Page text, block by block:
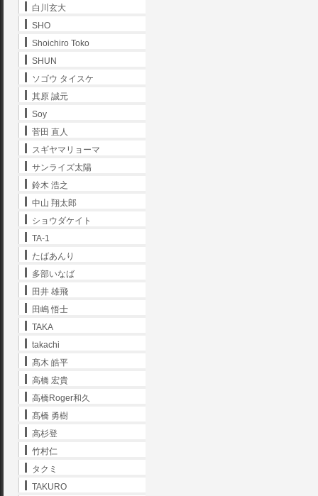
白川玄大
SHO
Shoichiro Toko
SHUN
ソゴウ タイスケ
其原 誠元
Soy
菅田 直人
スギヤマリョーマ
サンライズ太陽
鈴木 浩之
中山 翔太郎
ショウダケイト
TA-1
たばあんり
多部いなば
田井 雄飛
田嶋 悟士
TAKA
takachi
髙木 皓平
高橋 宏貴
高橋Roger和久
髙橋 勇樹
高杉登
竹村仁
タクミ
TAKURO